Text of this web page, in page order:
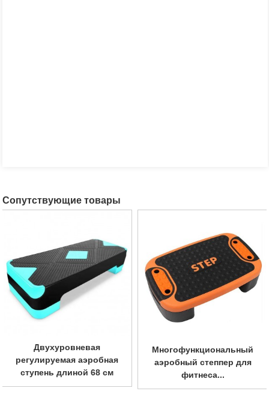
Сопутствующие товары
Двухуровневая
регулируемая аэробная
ступень длиной 68 см
Многофункциональный
аэробный степпер для
фитнеса...